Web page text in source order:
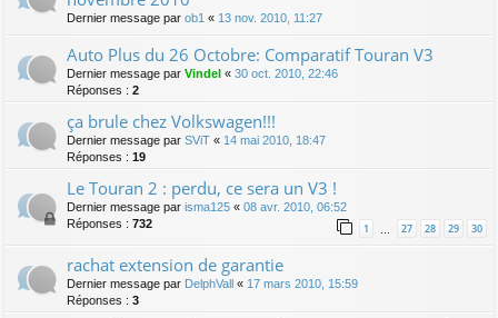
Dernier message par ob1 « 13 nov. 2010, 11:27
Auto Plus du 26 Octobre: Comparatif Touran V3
Dernier message par Vindel « 30 oct. 2010, 22:46
Réponses : 2
ça brule chez Volkswagen!!!
Dernier message par SViT « 14 mai 2010, 18:47
Réponses : 19
Le Touran 2 : perdu, ce sera un V3 !
Dernier message par isma125 « 08 avr. 2010, 06:52
Réponses : 732 1 27 28 29 30
rachat extension de garantie
Dernier message par DelphVall « 17 mars 2010, 15:59
Réponses : 3